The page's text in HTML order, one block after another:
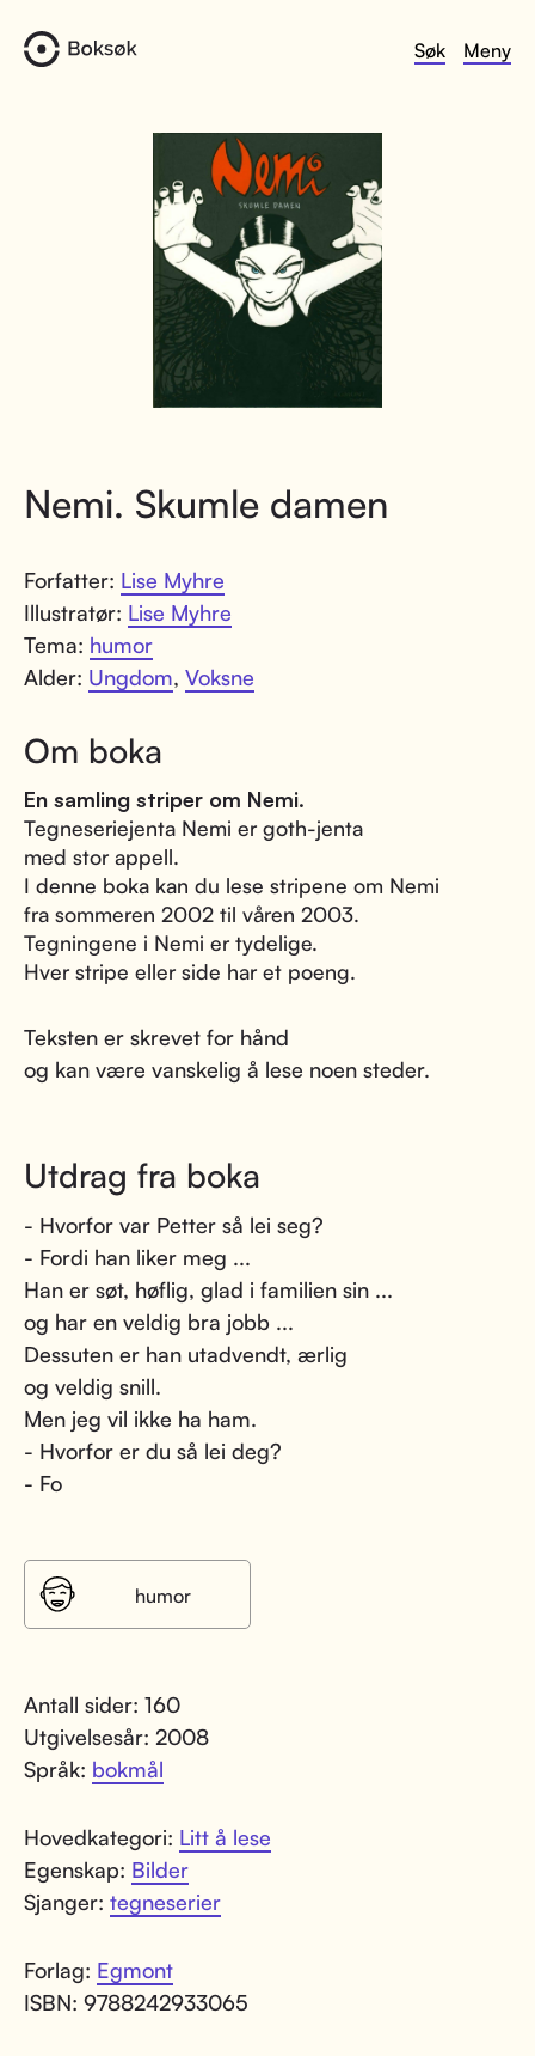
Søk Meny
Nemi. Skumle damen
Forfatter: Lise Myhre
Illustratør: Lise Myhre
Tema: humor
Alder: Ungdom, Voksne
Om boka
En samling striper om Nemi.
Tegneseriejenta Nemi er goth-jenta
med stor appell.
I denne boka kan du lese stripene om Nemi
fra sommeren 2002 til våren 2003.
Tegningene i Nemi er tydelige.
Hver stripe eller side har et poeng.
Teksten er skrevet for hånd
og kan være vanskelig å lese noen steder.
Utdrag fra boka
- Hvorfor var Petter så lei seg?
- Fordi han liker meg ...
Han er søt, høflig, glad i familien sin ...
og har en veldig bra jobb ...
Dessuten er han utadvendt, ærlig
og veldig snill.
Men jeg vil ikke ha ham.
- Hvorfor er du så lei deg?
- Fo
humor
Antall sider: 160
Utgivelsesår: 2008
Språk: bokmål
Hovedkategori: Litt å lese
Egenskap: Bilder
Sjanger: tegneserier
Forlag: Egmont
ISBN: 9788242933065